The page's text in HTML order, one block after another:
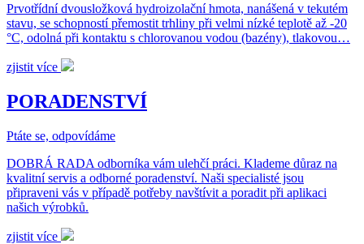
Prvotřídní dvousložková hydroizolační hmota, nanášená v tekutém
stavu, se schopností přemostit trhliny při velmi nízké teplotě až -20
°C, odolná při kontaktu s chlorovanou vodou (bazény), tlakovou…
zjistit více
PORADENSTVÍ
Ptáte se, odpovídáme
DOBRÁ RADA odborníka vám ulehčí práci. Klademe důraz na
kvalitní servis a odborné poradenství. Naši specialisté jsou
připraveni vás v případě potřeby navštívit a poradit při aplikaci
našich výrobků.
zjistit více